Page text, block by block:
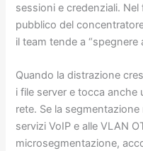
sessioni e credenziali. Nel
pubblico del
il team tende a “spegnere
Quando la distrazione
i file server e tocca
rete. Se la
servizi VoIP e alle VLAN
microsegmentazione,